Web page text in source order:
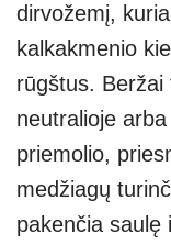
dirvožemį,
kalkakmenio
rūgštus.
neutralioje
priemolio,
medžiagų
pakenčia saulę